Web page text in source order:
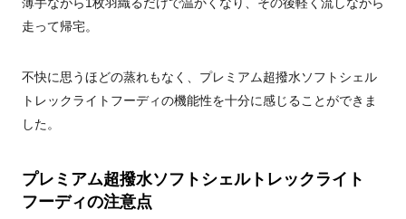
走って帰宅。
不快に思うほどの蒸れもなく、プレミアム超撥水ソフトシェル
トレックライトフーディの機能性を十分に感じることができま
した。
プレミアム超撥水ソフトシェルトレックライト
フーディの注意点